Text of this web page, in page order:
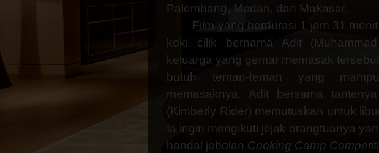
Palembang, Medan, dan Makasar.
Film yang berdurasi 1 jam 31 menit
koki cilik bernama Adit
keluarga yang gemar memasak
butuh teman-teman yang
memasaknya. Adit bersama
(Kimberly Rider) memutuskan untuk
Ia ingin mengikuti jejak orangtuanya
handal jebolan Cooking Camp